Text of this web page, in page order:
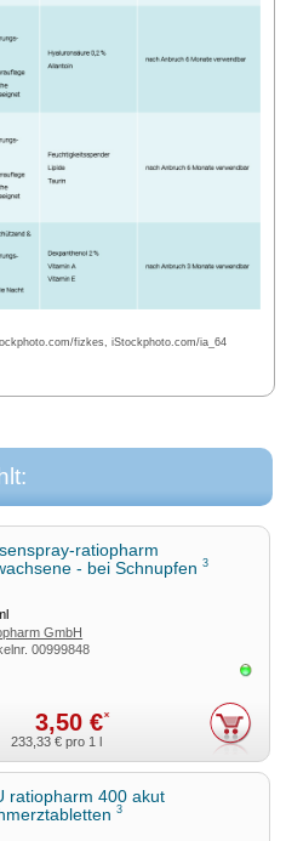
fizkes, iStockphoto.com/ia_64
ratiopharm
- bei Schnupfen3
GmbH
00999848
3,50 €*
233,33 € pro 1 l
ratiopharm 400 akut
3